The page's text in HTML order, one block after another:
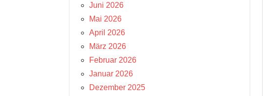
Juni 2026
Mai 2026
April 2026
März 2026
Februar 2026
Januar 2026
Dezember 2025